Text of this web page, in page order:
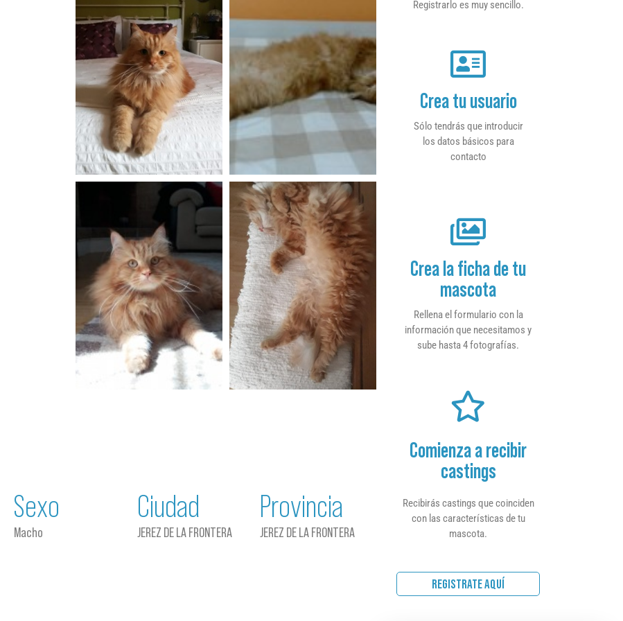
Sexo
Macho
Ciudad
JEREZ DE LA FRONTERA
Provincia
JEREZ DE LA FRONTERA
Registrarlo es muy sencillo.
Crea tu usuario
Sólo tendrás que introducir
los datos básicos para
contacto
Crea la ficha de tu
mascota
Rellena el formulario con la
información que necesitamos y
sube hasta 4 fotografías.
Comienza a recibir
castings
Recibirás castings que coinciden
con las características de tu
mascota.
REGISTRATE AQUÍ